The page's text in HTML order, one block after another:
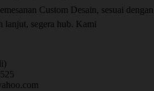
Custom Desain, sesuai dengan
lanjut, segera hub. Kami